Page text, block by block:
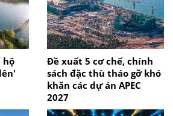
hộ
Đề xuất 5 cơ chế, chính
sách đặc thù tháo gỡ khó
khăn các dự án APEC
2027